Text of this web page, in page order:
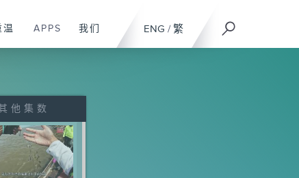
ENG / 繁
温 APPS 我们
他集数